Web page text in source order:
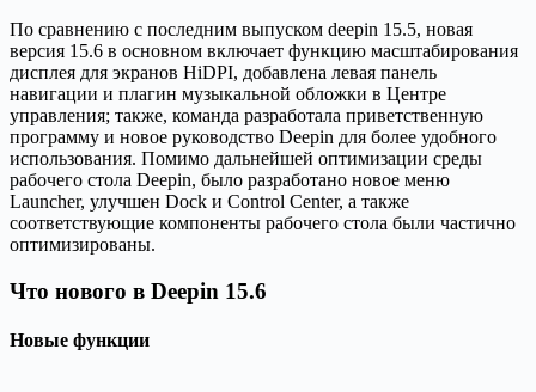
По сравнению с последним выпуском deepin 15.5, новая
версия 15.6 в основном включает ​​функцию масштабирования
дисплея для экранов HiDPI, добавлена левая панель
навигации и плагин музыкальной обложки в Центре
управления; также, команда разработала приветственную
программу и новое руководство Deepin для более удобного
использования. Помимо дальнейшей оптимизации среды
рабочего стола Deepin, было разработано новое меню
Launcher, улучшен Dock и Control Center, а также
соответствующие компоненты рабочего стола были частично
оптимизированы.
Что нового в Deepin 15.6
Новые функции